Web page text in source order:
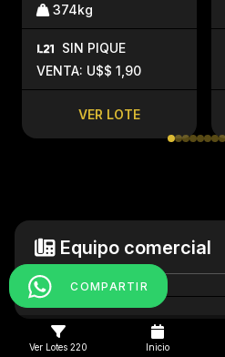
374kg
SIN PIQUE
VENTA: U$$ 1,90
VER LOTE
Equipo comercial
COMPARTIR
Ver Lotes 220 Inicio